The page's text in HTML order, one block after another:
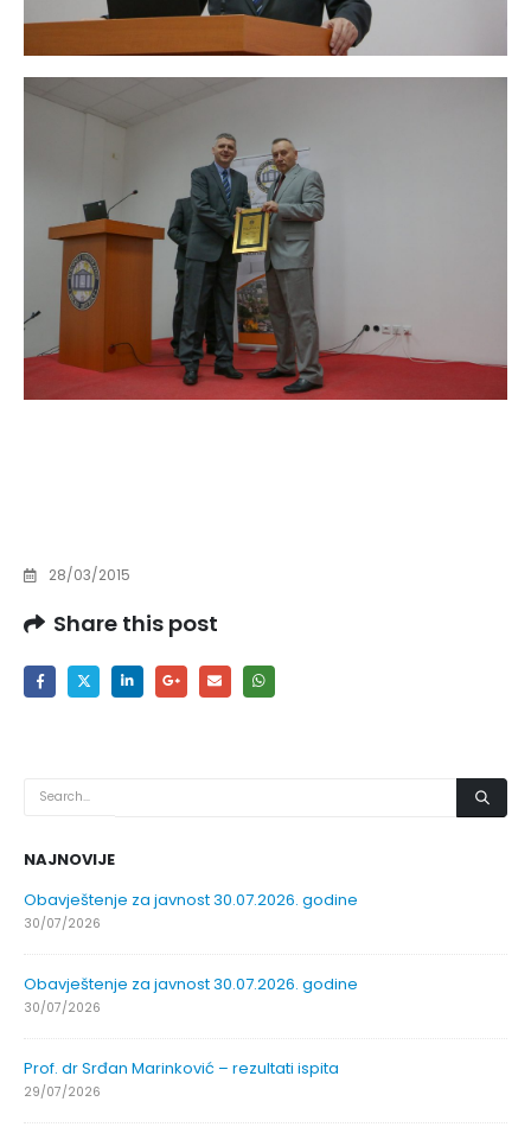
28/03/2015
Share this post
NAJNOVIJE
Obavještenje za javnost 30.07.2026. godine
30/07/2026
Obavještenje za javnost 30.07.2026. godine
30/07/2026
Prof. dr Srđan Marinković – rezultati ispita
29/07/2026